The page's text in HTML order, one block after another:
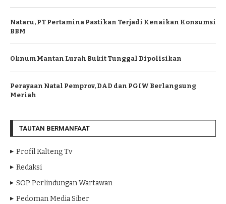
Nataru, PT Pertamina Pastikan Terjadi Kenaikan Konsumsi
BBM
Oknum Mantan Lurah Bukit Tunggal Dipolisikan
Perayaan Natal Pemprov, DAD dan PGIW Berlangsung
Meriah
TAUTAN BERMANFAAT
Profil Kalteng Tv
Redaksi
SOP Perlindungan Wartawan
Pedoman Media Siber